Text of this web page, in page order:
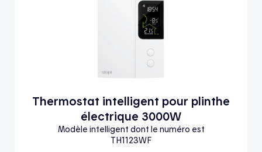
Thermostat intelligent pour plinthe
électrique 3000W
Modèle intelligent dont le numéro est
TH1123WF